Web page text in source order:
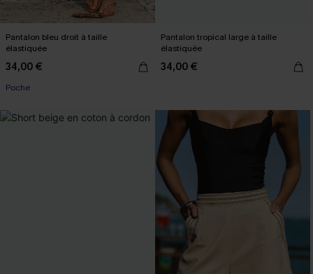
Pantalon bleu droit à taille
élastiquée
34,00 €
Poche
Pantalon tropical large à taille
élastiquée
34,00 €